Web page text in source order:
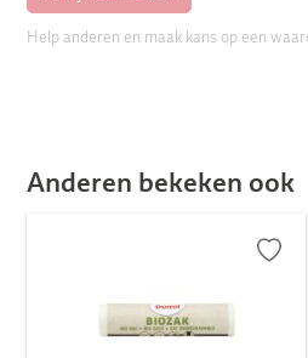
Help anderen en maak kans op een
Anderen bekeken ook